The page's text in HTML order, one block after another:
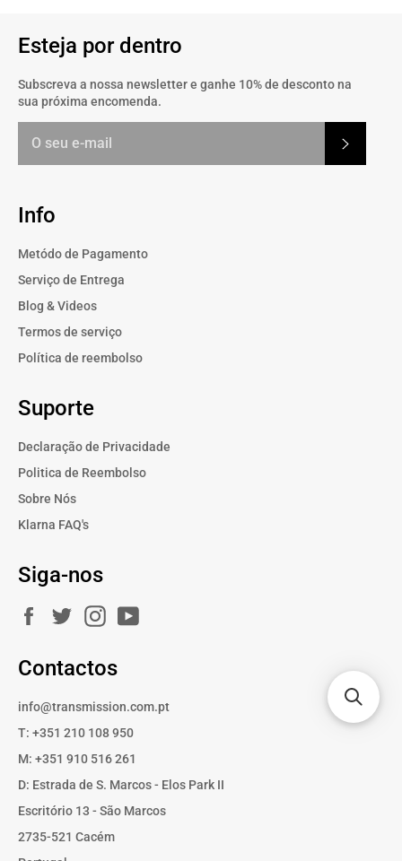
Esteja por dentro
Subscreva a nossa newsletter e ganhe 10% de desconto na
sua próxima encomenda.
Info
Metódo de Pagamento
Serviço de Entrega
Blog & Videos
Termos de serviço
Política de reembolso
Suporte
Declaração de Privacidade
Politica de Reembolso
Sobre Nós
Klarna FAQ's
Siga-nos
FacebookTwitterInstagram
Contactos
info@transmission.com.pt
T: +351 210 108 950
M: +351 910 516 261
D: Estrada de S. Marcos - Elos Park II
Escritório 13 - São Marcos
2735-521 Cacém